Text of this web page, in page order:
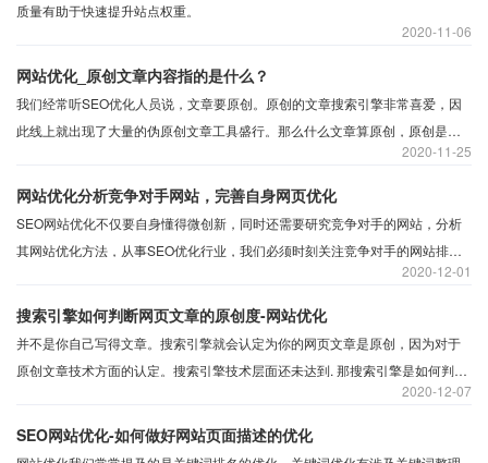
11-06
2020
质量有助于快速提升站点权重。
11-25
2020
网站优化_原创文章内容指的是什么？
我们经常听SEO优化人员说，文章要原创。原创的文章搜索引擎非常喜爱，因
此线上就出现了大量的伪原创文章工具盛行。那么什么文章算原创，原创是什
12-01
2020
网站优化分析竞争对手网站，完善自身网页优化
SEO网站优化不仅要自身懂得微创新，同时还需要研究竞争对手的网站，分析
其网站优化方法，从事SEO优化行业，我们必须时刻关注竞争对手的网站排名
12-07
2020
搜索引擎如何判断网页文章的原创度-网站优化
​并不是你自己写得文章。搜索引擎就会认定为你的网页文章是原创，因为对于
原创文章技术方面的认定。搜索引擎技术层面还未达到. ​那搜索引擎是如何判定
网页文章是否是原创，而快速被收录呢，好多站长认为只要文章是原创、高
质、有价值就会被快速的快速收录。收录的快慢影响因素
SEO网站优化-如何做好网站页面描述的优化